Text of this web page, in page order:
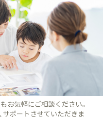
お気軽にご相談ください。
サポートさせていただきま